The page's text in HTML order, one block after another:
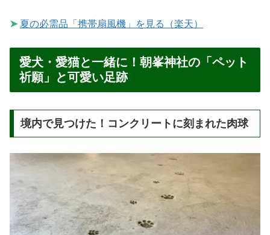
➤ 夏の必需品「携帯扇風機」を見る（楽天）
愛犬・愛猫と一緒に！朝峯神社の「ペット
祈願」と可愛い足跡
境内で見つけた！コンクリートに刻まれた肉球